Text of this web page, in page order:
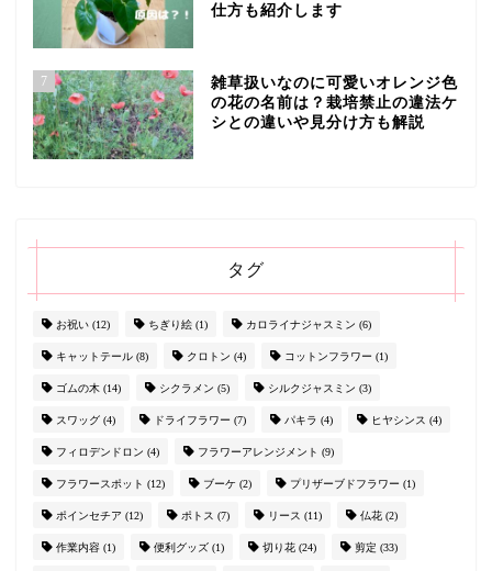
仕方も紹介します
7
雑草扱いなのに可愛いオレンジ色
の花の名前は？栽培禁止の違法ケ
シとの違いや見分け方も解説
タグ
お祝い (12) ちぎり絵 (1) カロライナジャスミン (6)
キャットテール (8) クロトン (4) コットンフラワー (1)
ゴムの木 (14) シクラメン (5) シルクジャスミン (3)
スワッグ (4) ドライフラワー (7) パキラ (4) ヒヤシンス (4)
フィロデンドロン (4) フラワーアレンジメント (9)
フラワースポット (12) ブーケ (2) プリザーブドフラワー (1)
ポインセチア (12) ポトス (7) リース (11) 仏花 (2)
作業内容 (1) 便利グッズ (1) 切り花 (24) 剪定 (33)